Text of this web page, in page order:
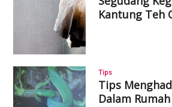
Kantung Teh
Tips
Tips
Dalam Rumah